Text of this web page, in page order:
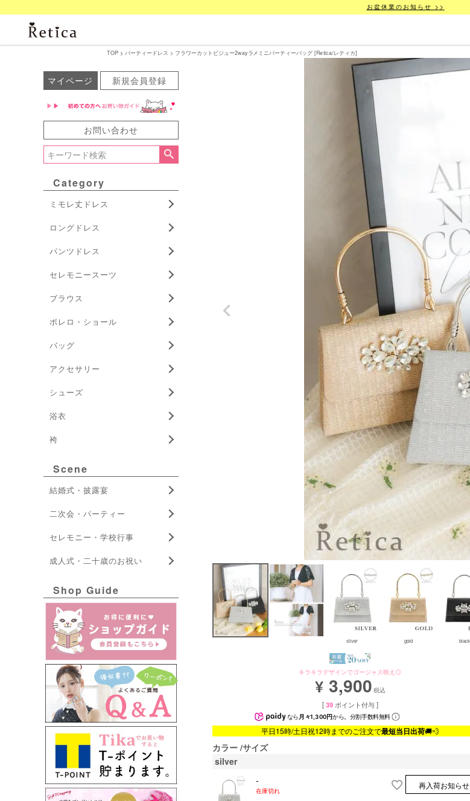
お盆休業のお知らせ >>
TOP パーティードレス フラワーカットビジュー2wayラメミニパーティーバッグ [Retica/レティカ]
マイページ 新規会員登録
お問い合わせ
Category
ミモレ丈ドレス
ロングドレス
パンツドレス
セレモニースーツ
ブラウス
ボレロ・ショール
バッグ
アクセサリー
シューズ
浴衣
袴
Scene
結婚式・披露宴
二次会・パーティー
セレモニー・学校行事
成人式・二十歳のお祝い
Shop Guide
silver gold black
キラキラデザインでゴージャス映え◎
¥ 3,900 税込
[ 39 ポイント付与 ]
なら 月々1,300円から。分割手数料無料
平日15時/土日祝12時までのご注文で最短当日出荷🚚💨
カラー サイズ
silver
-
在庫切れ
再入荷お知らせ